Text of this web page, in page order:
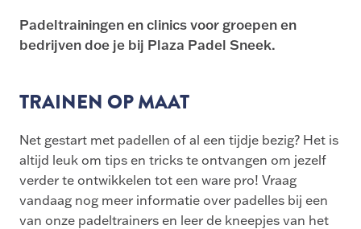
Padeltrainingen en clinics voor groepen en
bedrijven doe je bij Plaza Padel Sneek.
TRAINEN OP MAAT
Net gestart met padellen of al een tijdje bezig? Het is
altijd leuk om tips en tricks te ontvangen om jezelf
verder te ontwikkelen tot een ware pro! Vraag
vandaag nog meer informatie over padelles bij een
van onze padeltrainers en leer de kneepjes van het